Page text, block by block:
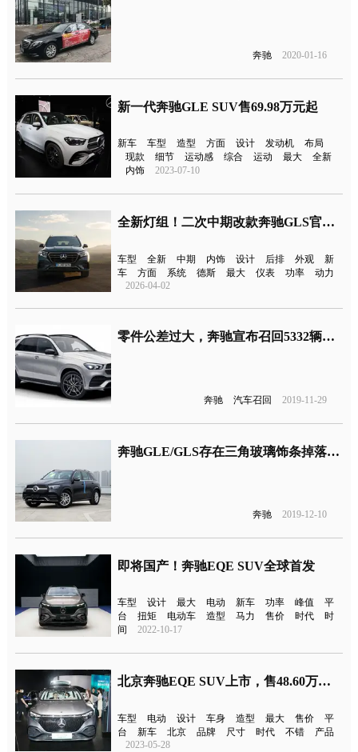
奔驰 2020-01-16
新一代奔驰GLE SUV售69.98万元起
新车 车型 造型 方面 设计 发动机
布局
现款
细节 运动感 综合 运动 最大
全新
内饰
2023-07-10
全新灯组！二次中期改款奔驰GLS官图发布
车型 全新 中期 内饰 设计 后排 外观
新
车
方面 系统 德斯 最大 仪表 功率
动力
2026-04-02
零件公差过大，奔驰宣布召回5332辆GLE汽车
奔驰 汽车召回 2019-11-29
奔驰GLE/GLS存在三角玻璃饰条掉落风险，已被海关暂停放行
奔驰 2019-12-10
即将国产！奔驰EQE SUV全球首发
车型 设计 最大 电动 新车 功率 峰值
平
台
扭矩 电动车 造型 马力 售价 时代
时
间
2022-10-17
北京奔驰EQE SUV上市，售48.60万元起
车型 电动 设计 车身 造型 最大 售价
平
台
新车 北京 品牌 尺寸 时代 不错
产品
2023-05-28